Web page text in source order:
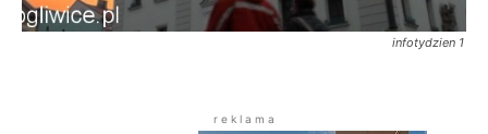
infotydzien 1
r e k l a m a